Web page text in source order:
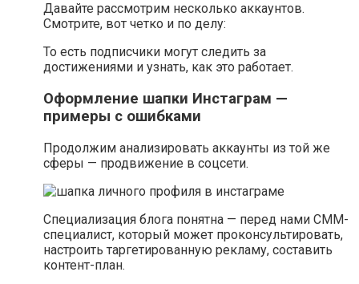
Давайте рассмотрим несколько аккаунтов.
Смотрите, вот четко и по делу:
То есть подписчики могут следить за
достижениями и узнать, как это работает.
Оформление шапки Инстаграм —
примеры с ошибками
Продолжим анализировать аккаунты из той же
сферы — продвижение в соцсети.
Специализация блога понятна — перед нами СММ-
специалист, который может проконсультировать,
настроить таргетированную рекламу, составить
контент-план.